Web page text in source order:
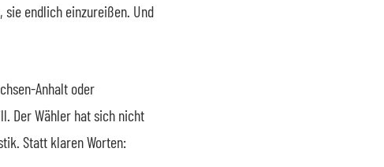
endlich einzureißen. Und
Anhalt oder
Der Wähler hat sich nicht
Statt klaren Worten: